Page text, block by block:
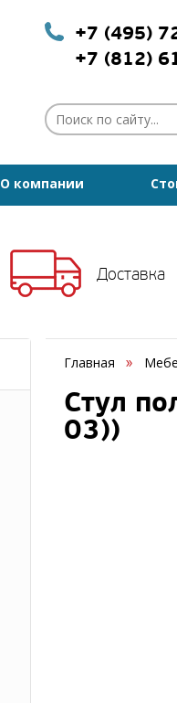
+7 (495)
+7 (812)
О компании
Доставка
Главная
Стул
03))